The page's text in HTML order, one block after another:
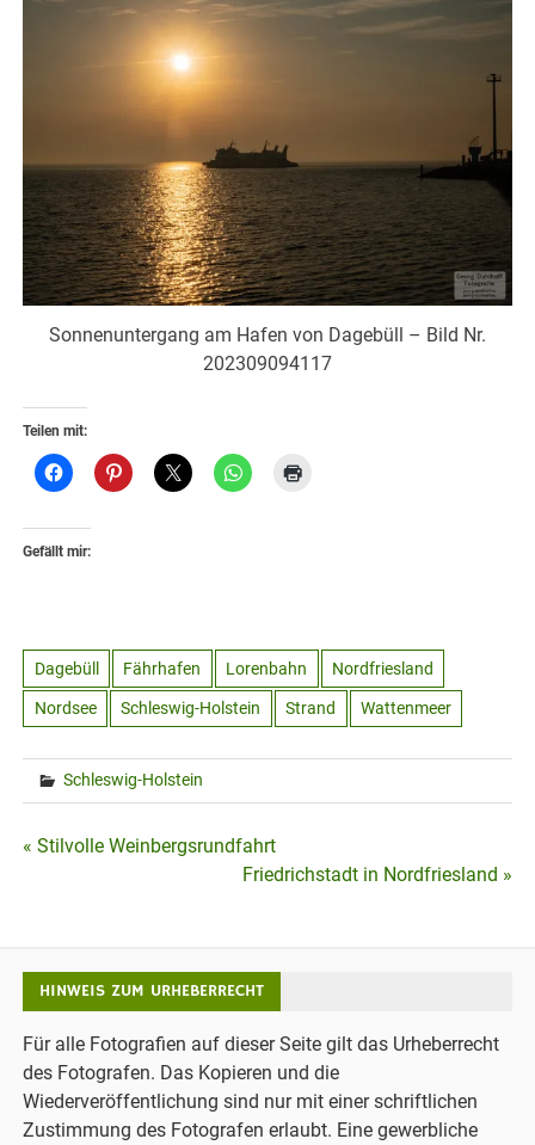
Sonnenuntergang am Hafen von Dagebüll – Bild Nr.
202309094117
Teilen mit:
Gefällt mir:
Dagebüll Fährhafen Lorenbahn Nordfriesland
Nordsee Schleswig-Holstein Strand Wattenmeer
Schleswig-Holstein
Beitragsnavigation
« Stilvolle Weinbergsrundfahrt
Friedrichstadt in Nordfriesland »
HINWEIS ZUM URHEBERRECHT
Für alle Fotografien auf dieser Seite gilt das Urheberrecht
des Fotografen. Das Kopieren und die
Wiederveröffentlichung sind nur mit einer schriftlichen
Zustimmung des Fotografen erlaubt. Eine gewerbliche